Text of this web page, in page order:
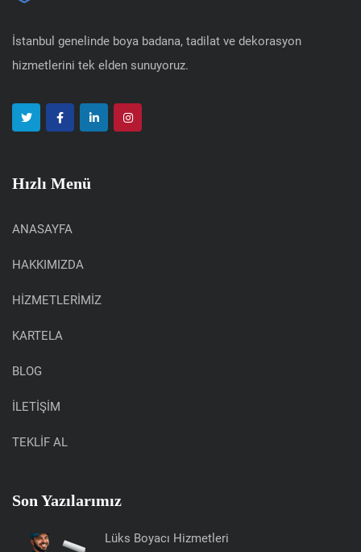
İstanbul genelinde boya badana, tadilat ve dekorasyon
hizmetlerini tek elden sunuyoruz.
Hızlı Menü
ANASAYFA
HAKKIMIZDA
HİZMETLERİMİZ
KARTELA
BLOG
İLETİŞİM
TEKLİF AL
Son Yazılarımız
Lüks Boyacı Hizmetleri